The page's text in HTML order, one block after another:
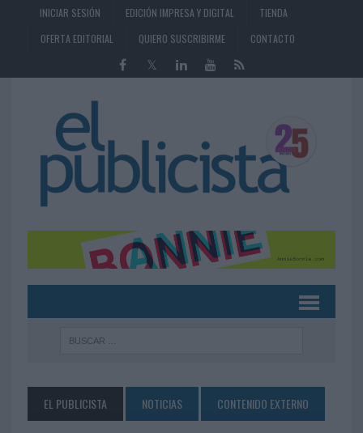
INICIAR SESIÓN EDICIÓN IMPRESA Y DIGITAL
TIENDA
OFERTA EDITORIAL
QUIERO SUSCRIBIRME CONTACTO
EL PUBLICISTA NOTICIAS CONTENIDO EXTERNO